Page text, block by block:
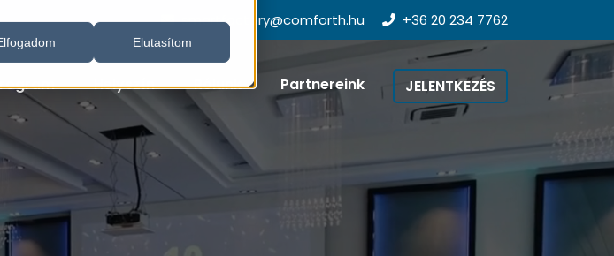
Elutasítom
smartfactory@comforth.hu +36 20 234 7762
Helyszín Rólunk Partnereink JELENTKEZÉS
Factory